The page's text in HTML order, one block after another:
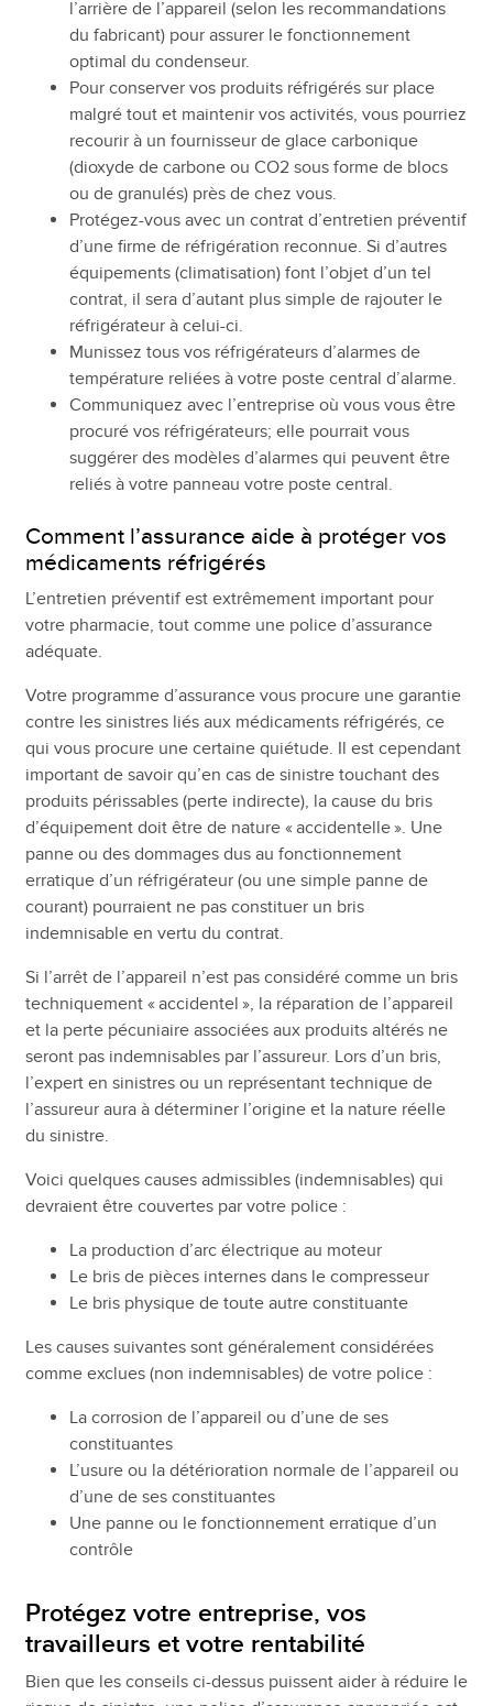
l’arrière de l’appareil (selon les recommandations
du fabricant) pour assurer le fonctionnement
optimal du condenseur.
Pour conserver vos produits réfrigérés sur place
malgré tout et maintenir vos activités, vous pourriez
recourir à un fournisseur de glace carbonique
(dioxyde de carbone ou CO2 sous forme de blocs
ou de granulés) près de chez vous.
Protégez-vous avec un contrat d’entretien préventif
d’une firme de réfrigération reconnue. Si d’autres
équipements (climatisation) font l’objet d’un tel
contrat, il sera d’autant plus simple de rajouter le
réfrigérateur à celui-ci.
Munissez tous vos réfrigérateurs d’alarmes de
température reliées à votre poste central d’alarme.
Communiquez avec l’entreprise où vous vous être
procuré vos réfrigérateurs; elle pourrait vous
suggérer des modèles d’alarmes qui peuvent être
reliés à votre panneau votre poste central.
Comment l’assurance aide à protéger vos
médicaments réfrigérés
L’entretien préventif est extrêmement important pour
votre pharmacie, tout comme une police d’assurance
adéquate.
Votre programme d’assurance vous procure une garantie
contre les sinistres liés aux médicaments réfrigérés, ce
qui vous procure une certaine quiétude. Il est cependant
important de savoir qu’en cas de sinistre touchant des
produits périssables (perte indirecte), la cause du bris
d’équipement doit être de nature « accidentelle ». Une
panne ou des dommages dus au fonctionnement
erratique d’un réfrigérateur (ou une simple panne de
courant) pourraient ne pas constituer un bris
indemnisable en vertu du contrat.
Si l’arrêt de l’appareil n’est pas considéré comme un bris
techniquement « accidentel », la réparation de l’appareil
et la perte pécuniaire associées aux produits altérés ne
seront pas indemnisables par l’assureur. Lors d’un bris,
l’expert en sinistres ou un représentant technique de
l’assureur aura à déterminer l’origine et la nature réelle
du sinistre.
Voici quelques causes admissibles (indemnisables) qui
devraient être couvertes par votre police :
La production d’arc électrique au moteur
Le bris de pièces internes dans le compresseur
Le bris physique de toute autre constituante
Les causes suivantes sont généralement considérées
comme exclues (non indemnisables) de votre police :
La corrosion de l’appareil ou d’une de ses
constituantes
L’usure ou la détérioration normale de l’appareil ou
d’une de ses constituantes
Une panne ou le fonctionnement erratique d’un
contrôle
Protégez votre entreprise, vos
travailleurs et votre rentabilité
Bien que les conseils ci-dessus puissent aider à réduire le